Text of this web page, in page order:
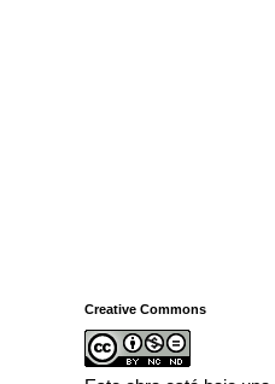
Creative Commons